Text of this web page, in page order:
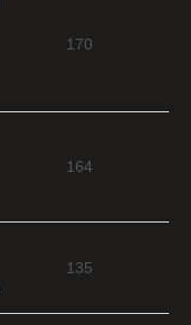
170
164
135